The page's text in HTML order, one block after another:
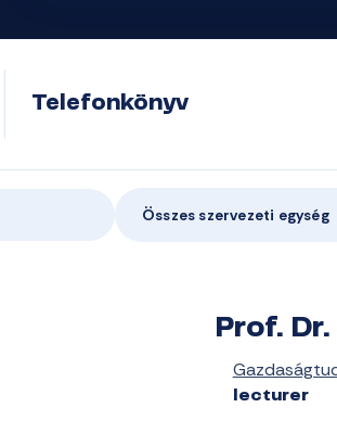
Telefonkönyv
Összes szervezeti egység
Prof.
lecturer